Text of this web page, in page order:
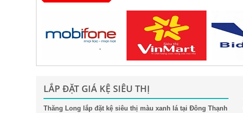
LẮP ĐẶT GIÁ KỆ SIÊU THỊ
Thăng Long lắp đặt kệ siêu thị màu xanh lá tại Đông Thạnh